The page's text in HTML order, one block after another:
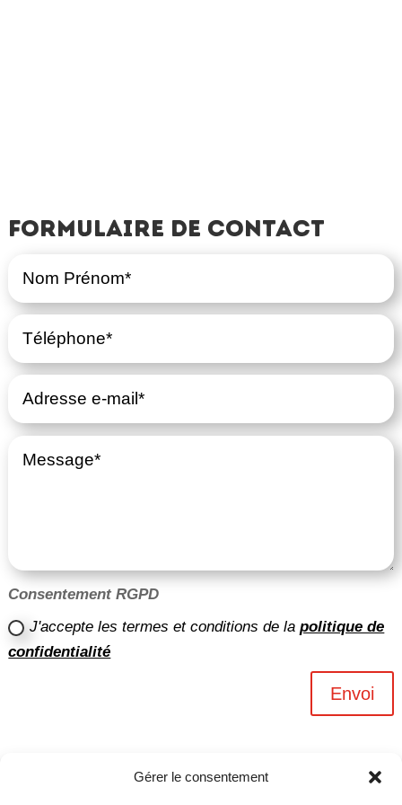
Gérer le consentement
Formulaire de contact
Consentement RGPD
J'accepte les termes et conditions de lapolitique de
confidentialité
Envoi